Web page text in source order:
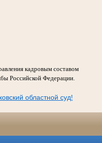
кадровым составом
Российской Федерации.
областной суд!